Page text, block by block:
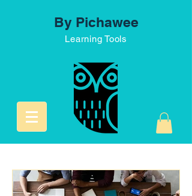
By Pichawee
Learning Tools